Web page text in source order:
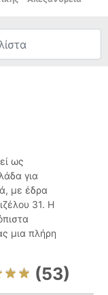
ως
για
με έδρα
31. Η
μια πλήρη
(53)